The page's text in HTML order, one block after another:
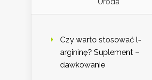
Czy warto stosować l-
argininę? Suplement –
dawkowanie